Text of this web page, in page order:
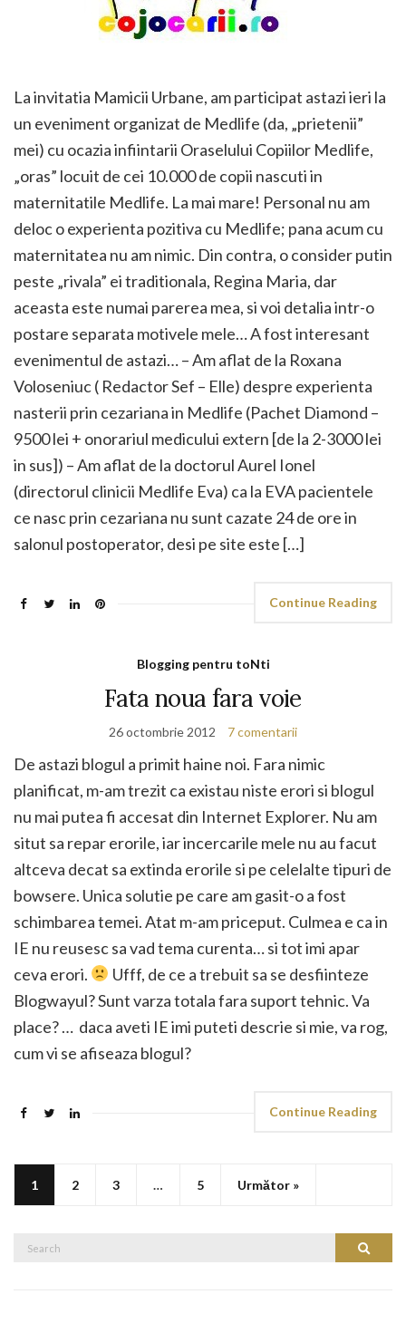
La invitatia Mamicii Urbane, am participat astazi ieri la
un eveniment organizat de Medlife (da, „prietenii”
mei) cu ocazia infiintarii Oraselului Copiilor Medlife,
„oras” locuit de cei 10.000 de copii nascuti in
maternitatile Medlife. La mai mare! Personal nu am
deloc o experienta pozitiva cu Medlife; pana acum cu
maternitatea nu am nimic. Din contra, o consider putin
peste „rivala” ei traditionala, Regina Maria, dar
aceasta este numai parerea mea, si voi detalia intr-o
postare separata motivele mele… A fost interesant
evenimentul de astazi… – Am aflat de la Roxana
Voloseniuc ( Redactor Sef – Elle) despre experienta
nasterii prin cezariana in Medlife (Pachet Diamond –
9500 lei + onorariul medicului extern [de la 2-3000 lei
in sus]) – Am aflat de la doctorul Aurel Ionel
(directorul clinicii Medlife Eva) ca la EVA pacientele
ce nasc prin cezariana nu sunt cazate 24 de ore in
salonul postoperator, desi pe site este […]
Continue Reading
Blogging pentru toNti
Fata noua fara voie
26 octombrie 2012 7 comentarii
De astazi blogul a primit haine noi. Fara nimic
planificat, m-am trezit ca existau niste erori si blogul
nu mai putea fi accesat din Internet Explorer. Nu am
situt sa repar erorile, iar incercarile mele nu au facut
altceva decat sa extinda erorile si pe celelalte tipuri de
bowsere. Unica solutie pe care am gasit-o a fost
schimbarea temei. Atat m-am priceput. Culmea e ca in
IE nu reusesc sa vad tema curenta… si tot imi apar
ceva erori.
Ufff, de ce a trebuit sa se desfiinteze
Blogwayul? Sunt varza totala fara suport tehnic. Va
place? … daca aveti IE imi puteti descrie si mie, va rog,
cum vi se afiseaza blogul?
Continue Reading
1 2 3 … 5 Următor »
Search